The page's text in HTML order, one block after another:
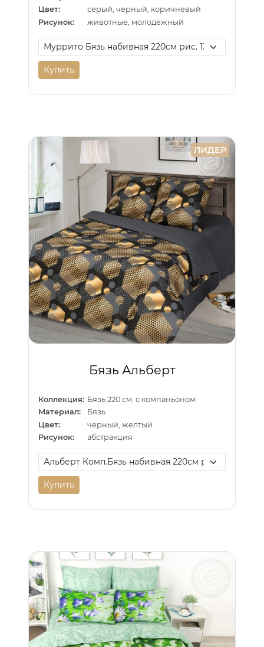
Цвет:
серый, черный, коричневый
Рисунок:
животные, молодежный
Купить
ЛИДЕР
Бязь Альберт
Коллекция: Бязь 220 см. с компаньоном
Материал:
Бязь
Цвет:
черный, желтый
Рисунок:
абстракция
Купить